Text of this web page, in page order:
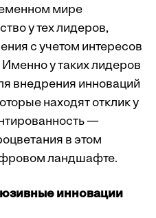
мире
у тех лидеров,
с учетом интересов
Именно у таких лидеров
внедрения инноваций
находят отклик у
—
в этом
ландшафте.
инновации